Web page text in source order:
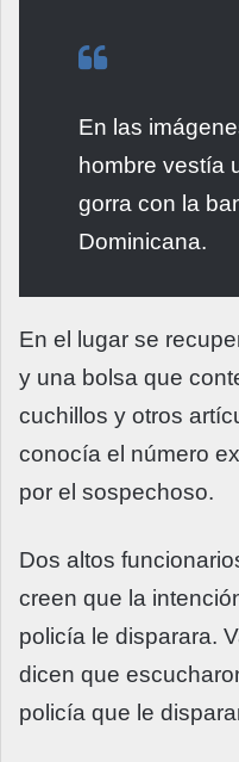
En las
hombre vestía
gorra con la
Dominicana.
En el lugar se
y una bolsa que
cuchillos y otros
conocía el número
por el sospechoso.
Dos altos
creen que la
policía le disparara.
dicen que
policía que le